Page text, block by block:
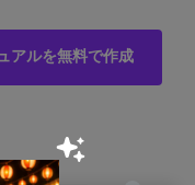
アルを無料で作成